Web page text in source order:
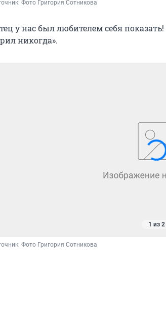
Фото Григория Сотникова
у нас был любителем себя показать!
никогда».
1 из 2
Фото Григория Сотникова